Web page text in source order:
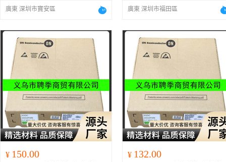
廣東 深圳市寶安區 廣東 深圳市福田區
¥ 150.00 ¥ 132.00